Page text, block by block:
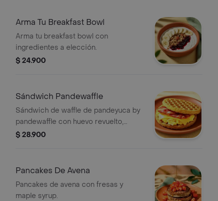
Arma Tu Breakfast Bowl
Arma tu breakfast bowl con
ingredientes a elección.
$ 24.900
Sándwich Pandewaffle
Sándwich de waffle de pandeyuca by
pandewaffle con huevo revuelto,
queso cheddar y tocineta crocante.
$ 28.900
Pancakes De Avena
Pancakes de avena con fresas y
maple syrup.